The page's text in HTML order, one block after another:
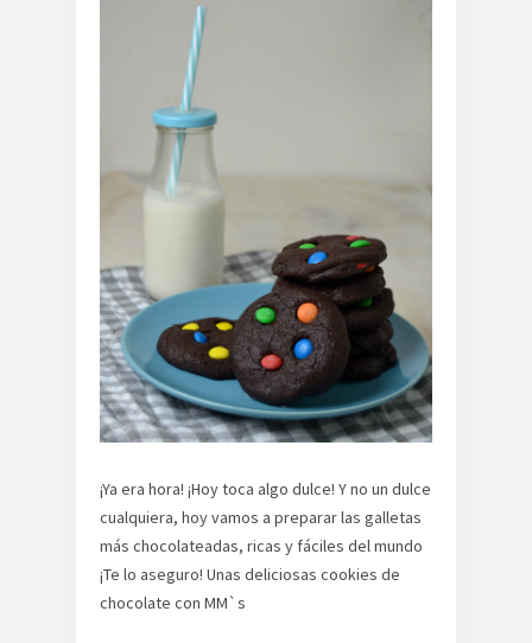
¡Ya era hora! ¡Hoy toca algo dulce! Y no un dulce
cualquiera, hoy vamos a preparar las galletas
más chocolateadas, ricas y fáciles del mundo
¡Te lo aseguro! Unas deliciosas cookies de
chocolate con MM`s